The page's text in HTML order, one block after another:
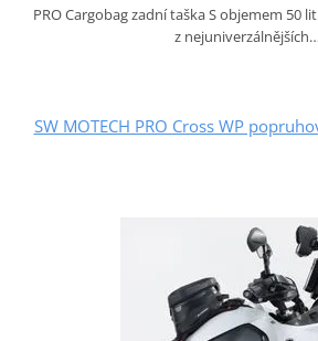
PRO Cargobag zadní taška S objemem 50
z nejuniverzálnějších…
SW MOTECH PRO Cross WP